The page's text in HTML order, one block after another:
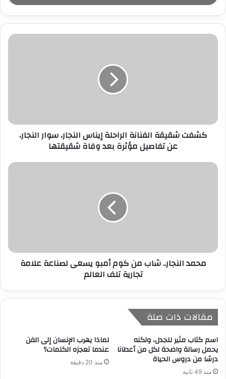
ر
د
ر
كشفت شقيقة الفنانة الراحلة إيناس النجار، سوار النجار،
عن تفاصيل مؤثرة بعد وفاة شقيقتها
محمد النجار.. شاب من كوم أمبو يسعى لصناعة علامة
تجارية تلف العالم
مقالات ذات صلة
​اسم كتاب مثير للجدل، ولكنه
يحمل رسالة واضحة لكل من أعطانا
درسًا من دروس الحياة
منذ 49 ثانية
لماذا يهرب الإنسان إلى الفن
عندما تعجزه الكلمات؟
منذ 20 دقيقة